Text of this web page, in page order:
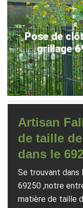
Pose de
grillage
Artisan
de taille
dans le
Se trouvant dans
69250 ,notre
matière de taille